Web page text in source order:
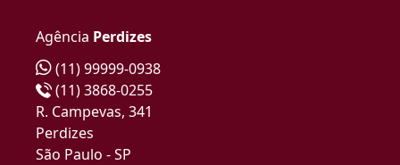
Agência Perdizes
(11) 99999-0938
(11) 3868-0255
R. Campevas, 341
Perdizes
São Paulo - SP